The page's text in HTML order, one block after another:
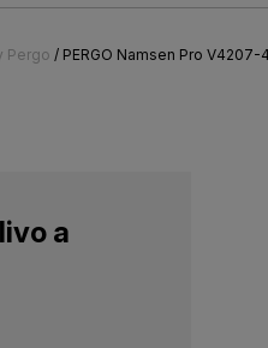
Pergo / PERGO Namsen Pro
a